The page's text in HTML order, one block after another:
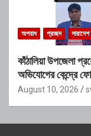
অপরাধ প্রচ্ছদ সারাদেশ
কাঁঠালিয়া উপজেলা
অভিযোগের কেন্দ্রে
August 10, 2026